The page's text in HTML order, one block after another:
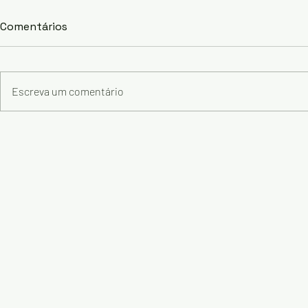
Comentários
Escreva um comentário